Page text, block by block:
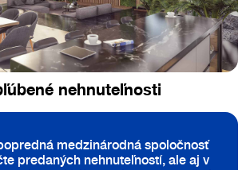
nehnuteľnosti
medzinárodná spoločnosť
predaných nehnuteľností, ale aj v